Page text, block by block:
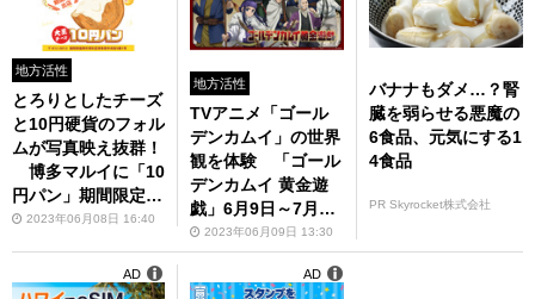
地方活性
とろりとしたチーズ
と10円硬貨のフォル
ムが写真映え抜群！
博多マルイに「10
円パン」期間限定出
店中2023年06月08日 16:40
地方活性
TVアニメ「ゴール
デンカムイ」の世界
観を体験 「ゴール
デンカムイ 黄金遊
戯」6月9日～7月2
日開催
2023年06月09日 13:30
バナナもダメ…？腎
臓を弱らせる悪魔の
6食品、元気にする1
4食品
PR Skyrocket株式会社
AD AD